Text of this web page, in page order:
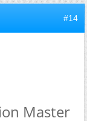
#14
Master